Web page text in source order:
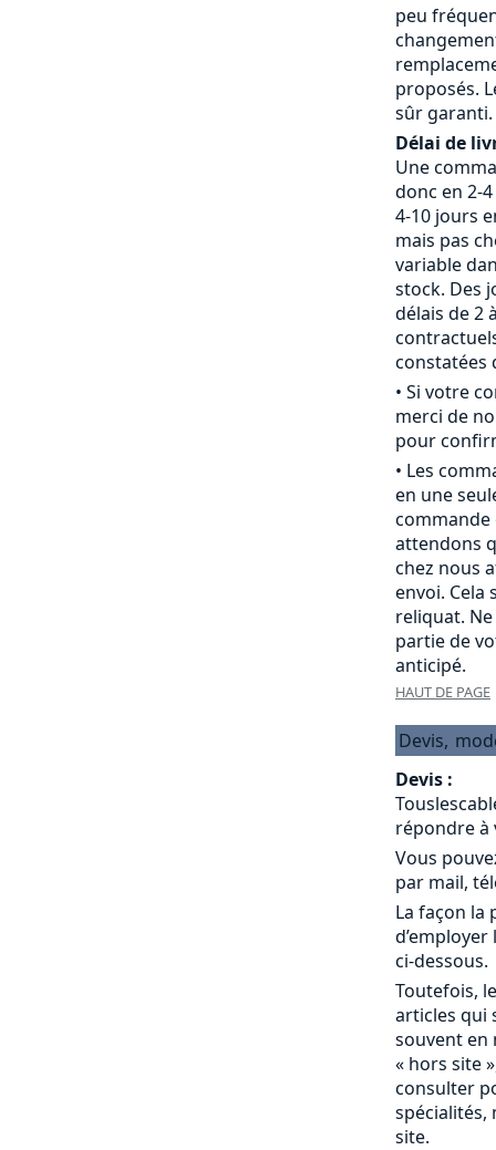
peu
proposés.
sûr garanti.
Délai de
Une
donc en 2-
4-10 jours
mais pas
variable
stock. Des
délais de 2
constatées
• Si votre
merci de
pour
• Les
en une
attendons
chez nous
envoi. Cela
reliquat.
partie de
anticipé.
HAUT DE PAGE
Devis,
Devis :
répondre à
Vous
par mail,
La façon la
ci-dessous.
Toutefois,
articles qui
souvent en
« hors site
consulter
spécialités,
site.